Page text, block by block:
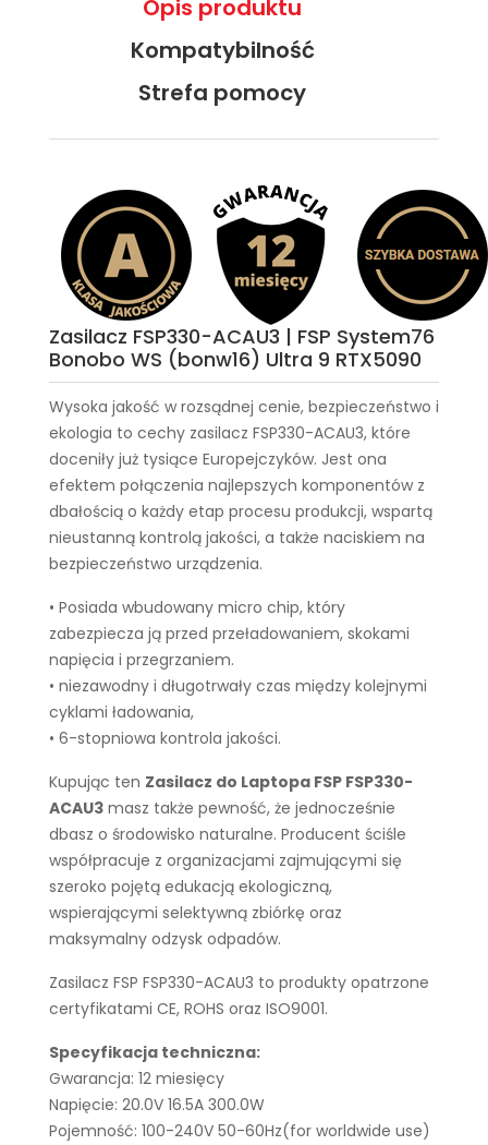
Opis produktu
Kompatybilność
Strefa pomocy
Zasilacz FSP330-ACAU3 | FSP System76
Bonobo WS (bonw16) Ultra 9 RTX5090
Wysoka jakość w rozsądnej cenie, bezpieczeństwo i
ekologia to cechy zasilacz FSP330-ACAU3, które
doceniły już tysiące Europejczyków. Jest ona
efektem połączenia najlepszych komponentów z
dbałością o każdy etap procesu produkcji, wspartą
nieustanną kontrolą jakości, a także naciskiem na
bezpieczeństwo urządzenia.
• Posiada wbudowany micro chip, który
zabezpiecza ją przed przeładowaniem, skokami
napięcia i przegrzaniem.
• niezawodny i długotrwały czas między kolejnymi
cyklami ładowania,
• 6-stopniowa kontrola jakości.
Kupując ten Zasilacz do Laptopa FSP FSP330-
ACAU3 masz także pewność, że jednocześnie
dbasz o środowisko naturalne. Producent ściśle
współpracuje z organizacjami zajmującymi się
szeroko pojętą edukacją ekologiczną,
wspierającymi selektywną zbiórkę oraz
maksymalny odzysk odpadów.
Zasilacz FSP FSP330-ACAU3 to produkty opatrzone
certyfikatami CE, ROHS oraz ISO9001.
Specyfikacja techniczna:
Gwarancja: 12 miesięcy
Napięcie: 20.0V 16.5A 300.0W
Pojemność: 100-240V 50-60Hz(for worldwide use)